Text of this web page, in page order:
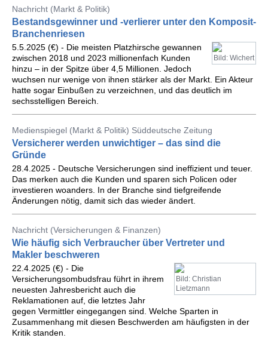
Nachricht (Markt & Politik)
Bestandsgewinner und -verlierer unter den Komposit-
Branchenriesen
Bild: Wichert
5.5.2025 (€) - Die meisten Platzhirsche gewannen
zwischen 2018 und 2023 millionenfach Kunden
hinzu – in der Spitze über 4,5 Millionen. Jedoch
wuchsen nur wenige von ihnen stärker als der Markt. Ein Akteur
hatte sogar Einbußen zu verzeichnen, und das deutlich im
sechsstelligen Bereich.
Medienspiegel (Markt & Politik) Süddeutsche Zeitung
Versicherer werden unwichtiger – das sind die
Gründe
28.4.2025 - Deutsche Versicherungen sind ineffizient und teuer.
Das merken auch die Kunden und sparen sich Policen oder
investieren woanders. In der Branche sind tiefgreifende
Änderungen nötig, damit sich das wieder ändert.
Nachricht (Versicherungen & Finanzen)
Wie häufig sich Verbraucher über Vertreter und
Makler beschweren
Bild: Christian
Lietzmann
22.4.2025 (€) - Die
Versicherungsombudsfrau führt in ihrem
neuesten Jahresbericht auch die
Reklamationen auf, die letztes Jahr
gegen Vermittler eingegangen sind. Welche Sparten in
Zusammenhang mit diesen Beschwerden am häufigsten in der
Kritik standen.